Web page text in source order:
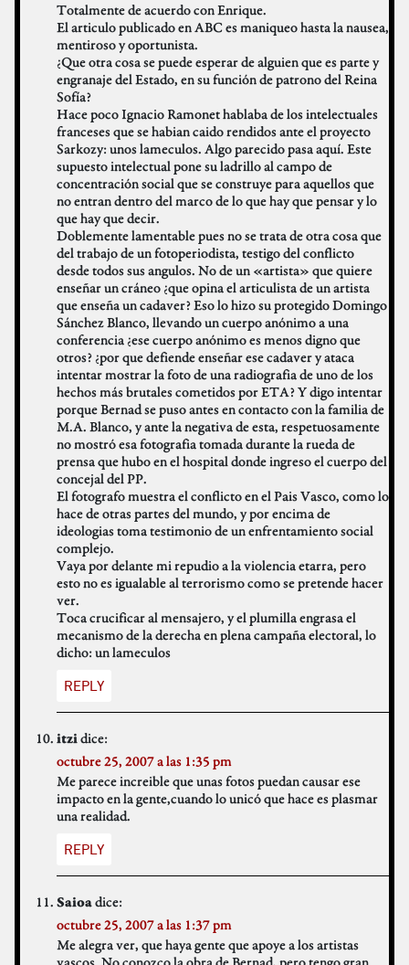
Totalmente de acuerdo con Enrique.
El articulo publicado en ABC es maniqueo hasta la nausea,
mentiroso y oportunista.
¿Que otra cosa se puede esperar de alguien que es parte y
engranaje del Estado, en su función de patrono del Reina
Sofía?
Hace poco Ignacio Ramonet hablaba de los intelectuales
franceses que se habian caido rendidos ante el proyecto
Sarkozy: unos lameculos. Algo parecido pasa aquí. Este
supuesto intelectual pone su ladrillo al campo de
concentración social que se construye para aquellos que
no entran dentro del marco de lo que hay que pensar y lo
que hay que decir.
Doblemente lamentable pues no se trata de otra cosa que
del trabajo de un fotoperiodista, testigo del conflicto
desde todos sus angulos. No de un «artista» que quiere
enseñar un cráneo ¿que opina el articulista de un artista
que enseña un cadaver? Eso lo hizo su protegido Domingo
Sánchez Blanco, llevando un cuerpo anónimo a una
conferencia ¿ese cuerpo anónimo es menos digno que
otros? ¿por que defiende enseñar ese cadaver y ataca
intentar mostrar la foto de una radiografia de uno de los
hechos más brutales cometidos por ETA? Y digo intentar
porque Bernad se puso antes en contacto con la familia de
M.A. Blanco, y ante la negativa de esta, respetuosamente
no mostró esa fotografia tomada durante la rueda de
prensa que hubo en el hospital donde ingreso el cuerpo del
concejal del PP.
El fotografo muestra el conflicto en el Pais Vasco, como lo
hace de otras partes del mundo, y por encima de
ideologias toma testimonio de un enfrentamiento social
complejo.
Vaya por delante mi repudio a la violencia etarra, pero
esto no es igualable al terrorismo como se pretende hacer
ver.
Toca crucificar al mensajero, y el plumilla engrasa el
mecanismo de la derecha en plena campaña electoral, lo
dicho: un lameculos
REPLY
itzidice:
octubre 25, 2007 a las 1:35 pm
Me parece increible que unas fotos puedan causar ese
impacto en la gente,cuando lo unicó que hace es plasmar
una realidad.
REPLY
Saioadice:
octubre 25, 2007 a las 1:37 pm
Me alegra ver, que haya gente que apoye a los artistas